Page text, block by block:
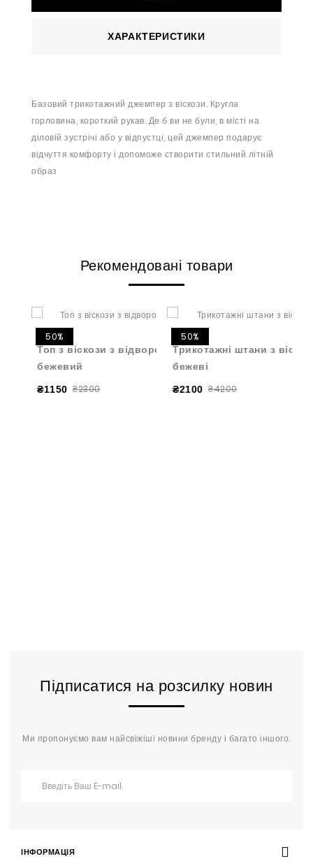
ХАРАКТЕРИСТИКИ
Базовий трикотажний джемпер з віскози. Кругла
горловина, короткий рукав. Де б ви не були, в місті на
діловій зустрічі або у відпустці, цей джемпер подарує
відчуття комфорту і допоможе створити стильний літній
образ
Рекомендовані товари
50%
Топ з віскози з відворотом темно-
бежевий
₴1150 ₴2300
50%
Трикотажні штани з
бежеві
₴2100 ₴4200
Підписатися на розсилку новин
Ми пропонуємо вам найсвіжіші новини бренду і багато іншого.
ІНФОРМАЦІЯ